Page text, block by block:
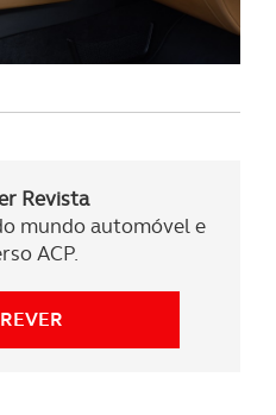
Revista
mundo automóvel e
ACP.